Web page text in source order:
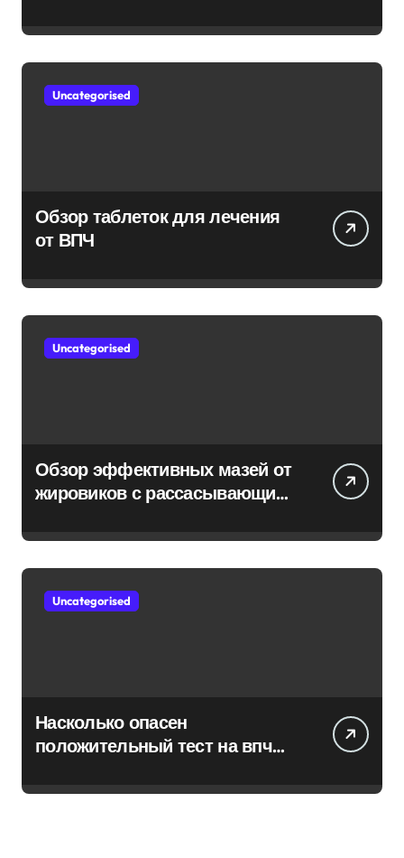
Uncategorised
Обзор таблеток для лечения
от ВПЧ
Uncategorised
Обзор эффективных мазей от
жировиков с рассасывающим
Uncategorised
Насколько опасен
положительный тест на впч